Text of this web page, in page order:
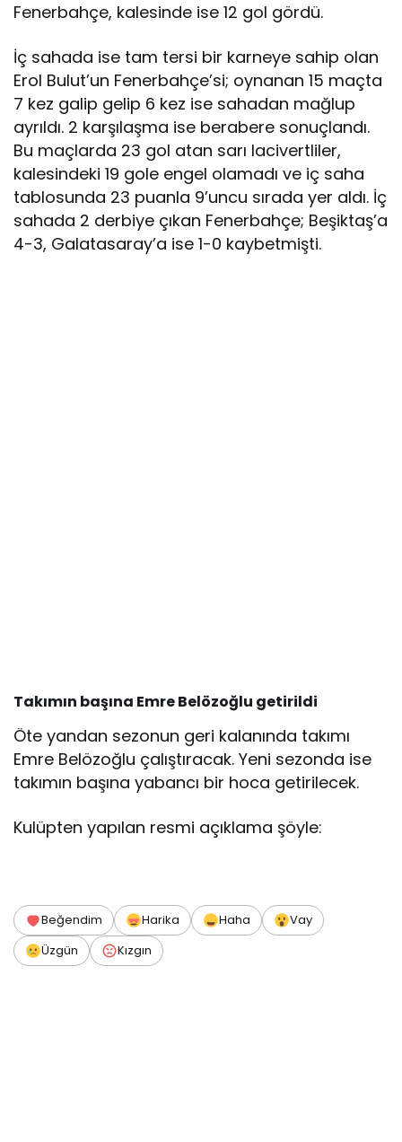
Fenerbahçe, kalesinde ise 12 gol gördü.
İç sahada ise tam tersi bir karneye sahip olan
Erol Bulut’un Fenerbahçe’si; oynanan 15 maçta
7 kez galip gelip 6 kez ise sahadan mağlup
ayrıldı. 2 karşılaşma ise berabere sonuçlandı.
Bu maçlarda 23 gol atan sarı lacivertliler,
kalesindeki 19 gole engel olamadı ve iç saha
tablosunda 23 puanla 9’uncu sırada yer aldı. İç
sahada 2 derbiye çıkan Fenerbahçe; Beşiktaş’a
4-3, Galatasaray’a ise 1-0 kaybetmişti.
Takımın başına Emre Belözoğlu getirildi
Öte yandan sezonun geri kalanında takımı
Emre Belözoğlu çalıştıracak. Yeni sezonda ise
takımın başına yabancı bir hoca getirilecek.
Kulüpten yapılan resmi açıklama şöyle:
Beğendim Harika Haha
Vay
Üzgün
Kızgın